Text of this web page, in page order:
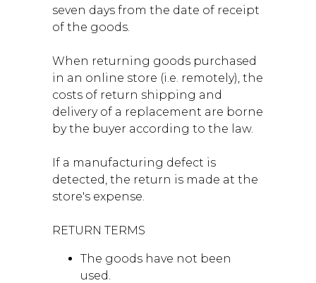
seven days from the date of receipt
of the goods.
When returning goods purchased
in an online store (i.e. remotely), the
costs of return shipping and
delivery of a replacement are borne
by the buyer according to the law.
If a manufacturing defect is
detected, the return is made at the
store's expense.
RETURN TERMS
The goods have not been
used.